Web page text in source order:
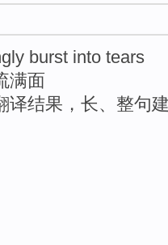
burst into tears
满面
译结果，长、整句